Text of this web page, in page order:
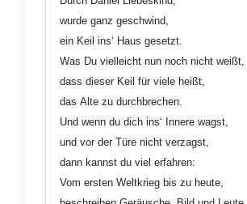
wurde ganz geschwind,
ein Keil ins‘ Haus gesetzt.
Was Du vielleicht nun noch nicht weißt,
dass dieser Keil für viele heißt,
das Alte zu durchbrechen.
Und wenn du dich ins‘ Innere wagst,
und vor der Türe nicht verzagst,
dann kannst du viel erfahren:
Vom ersten Weltkrieg bis zu heute,